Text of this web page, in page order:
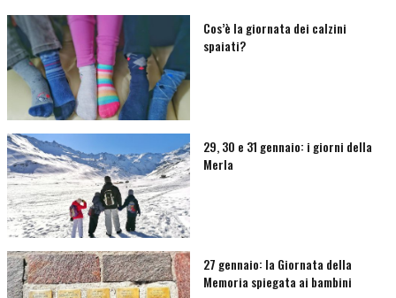
Cos’è la giornata dei calzini
spaiati?
29, 30 e 31 gennaio: i giorni della
Merla
27 gennaio: la Giornata della
Memoria spiegata ai bambini